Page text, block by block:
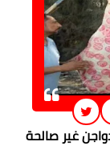
غير صالحة